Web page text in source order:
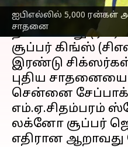
ஐபிஎல்லில் 5,000 ரன்கள்
சாதனை
ஐபிஎல் 2023
திங்களன்று
சூப்பர் கிங்ஸ்
இரண்டு
புதிய
சென்னை
எம்.ஏ.சிதம்பரம்
லக்னோ சூப்பர்
எதிரான